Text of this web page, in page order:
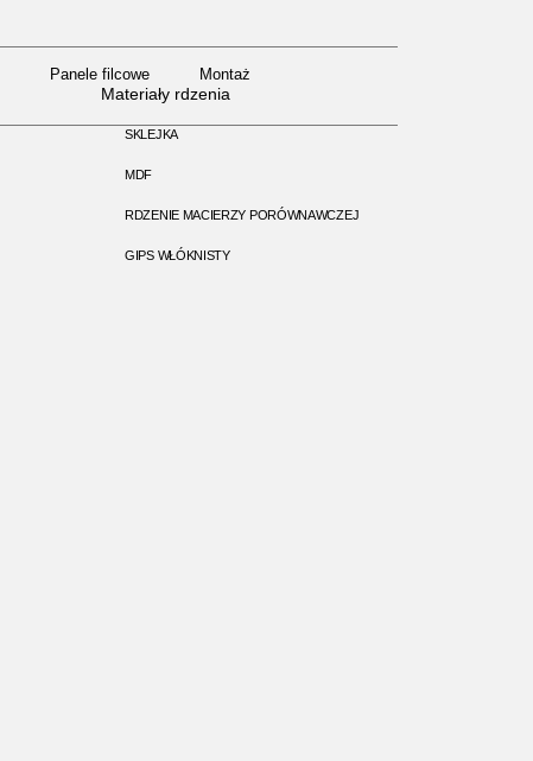
Panele filcowe
Montaż
Materiały rdzenia
SKLEJKA
MDF
RDZENIE MACIERZY PORÓWNAWCZEJ
GIPS WŁÓKNISTY